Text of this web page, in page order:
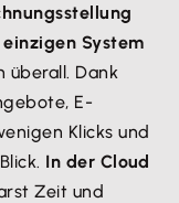
System
überall. Dank
E-
Klicks und
In der Cloud
Zeit und